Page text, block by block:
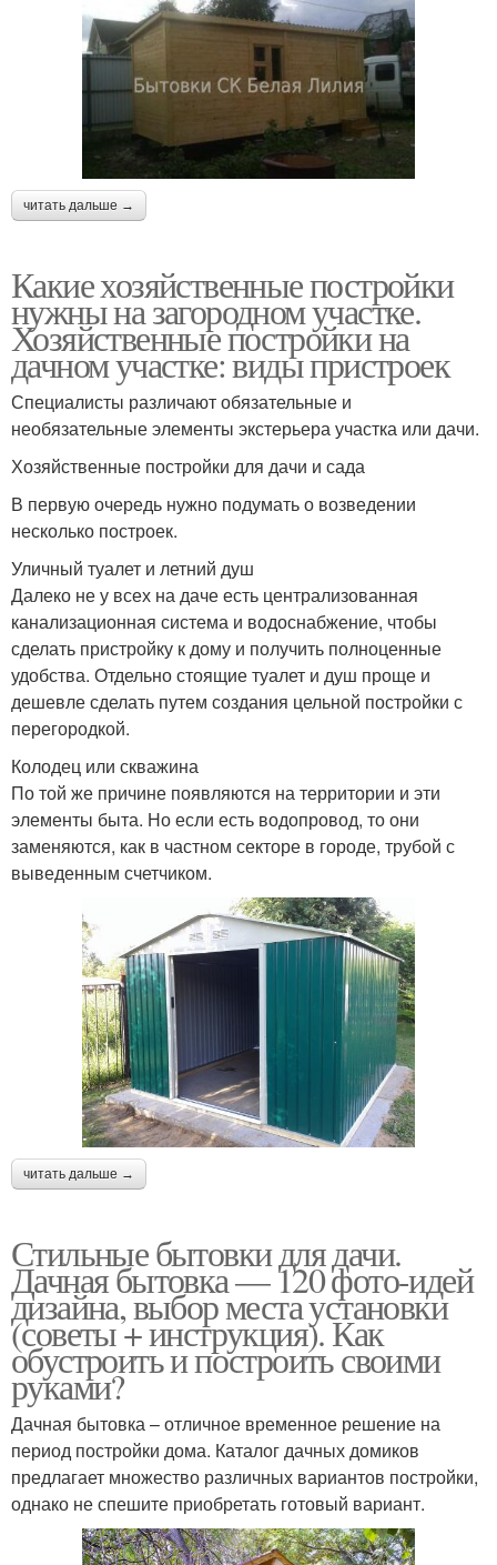
читать дальше →
Какие хозяйственные постройки
нужны на загородном участке.
Хозяйственные постройки на
дачном участке: виды пристроек
Специалисты различают обязательные и
необязательные элементы экстерьера участка или дачи.
Хозяйственные постройки для дачи и сада
В первую очередь нужно подумать о возведении
несколько построек.
Уличный туалет и летний душ
Далеко не у всех на даче есть централизованная
канализационная система и водоснабжение, чтобы
сделать пристройку к дому и получить полноценные
удобства. Отдельно стоящие туалет и душ проще и
дешевле сделать путем создания цельной постройки с
перегородкой.
Колодец или скважина
По той же причине появляются на территории и эти
элементы быта. Но если есть водопровод, то они
заменяются, как в частном секторе в городе, трубой с
выведенным счетчиком.
читать дальше →
Стильные бытовки для дачи.
Дачная бытовка — 120 фото-идей
дизайна, выбор места установки
(советы + инструкция). Как
обустроить и построить своими
руками?
Дачная бытовка – отличное временное решение на
период постройки дома. Каталог дачных домиков
предлагает множество различных вариантов постройки,
однако не спешите приобретать готовый вариант.